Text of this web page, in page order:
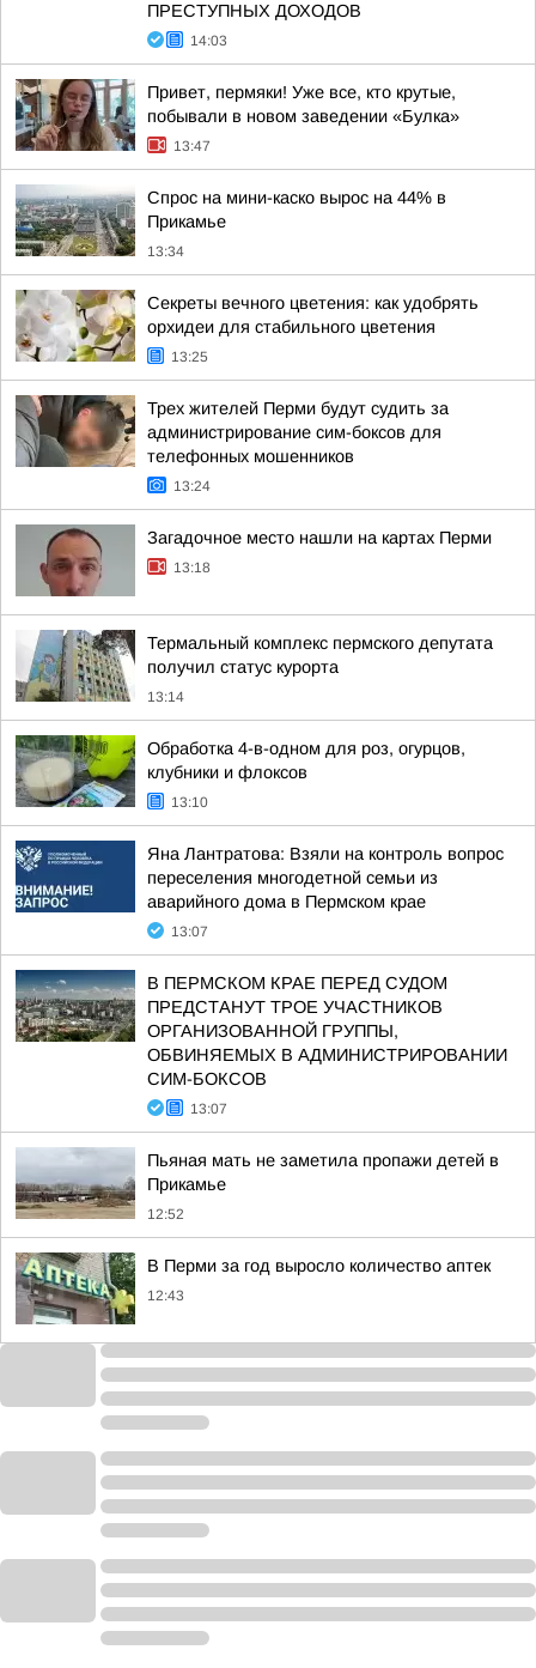
ПРЕСТУПНЫХ ДОХОДОВ
14:03
Привет, пермяки! Уже все, кто крутые,
побывали в новом заведении «Булка»
13:47
Спрос на мини-каско вырос на 44% в
Прикамье
13:34
Секреты вечного цветения: как удобрять
орхидеи для стабильного цветения
13:25
Трех жителей Перми будут судить за
администрирование сим-боксов для
телефонных мошенников
13:24
Загадочное место нашли на картах Перми
13:18
Термальный комплекс пермского депутата
получил статус курорта
13:14
Обработка 4-в-одном для роз, огурцов,
клубники и флоксов
13:10
Яна Лантратова: Взяли на контроль вопрос
переселения многодетной семьи из
аварийного дома в Пермском крае
13:07
В ПЕРМСКОМ КРАЕ ПЕРЕД СУДОМ
ПРЕДСТАНУТ ТРОЕ УЧАСТНИКОВ
ОРГАНИЗОВАННОЙ ГРУППЫ,
ОБВИНЯЕМЫХ В АДМИНИСТРИРОВАНИИ
СИМ-БОКСОВ
13:07
Пьяная мать не заметила пропажи детей в
Прикамье
12:52
В Перми за год выросло количество аптек
12:43